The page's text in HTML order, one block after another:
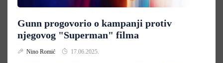
Gunn progovorio o kampanji protiv
njegovog "Superman" filma
Nino Romić 17.06.2025.